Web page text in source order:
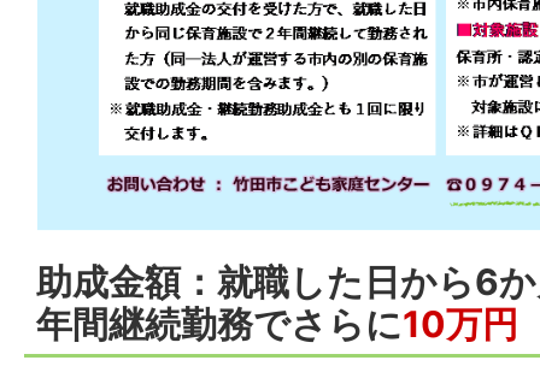
助成金額：就職した日から6
年間継続勤務でさらに10万円